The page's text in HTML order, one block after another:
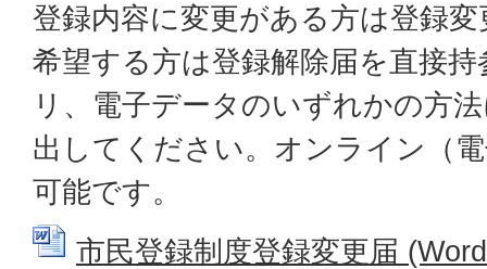
登録内容に変更がある方は登録
希望する方は登録解除届を直接
リ、電子データのいずれかの方
出してください。オンライン（
可能です。
市民登録制度登録変更届